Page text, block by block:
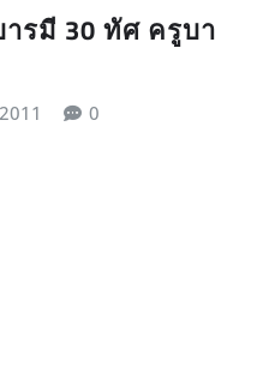
รมี 30 ทัศ ครูบา
0